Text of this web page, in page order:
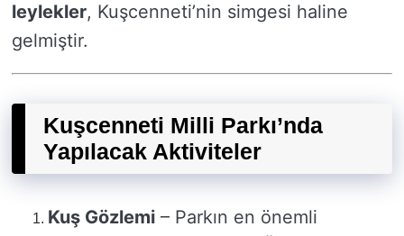
leylekler, Kuşcenneti’nin simgesi haline
gelmiştir.
Kuşcenneti Milli Parkı’nda
Yapılacak Aktiviteler
Kuş Gözlemi – Parkın en önemli